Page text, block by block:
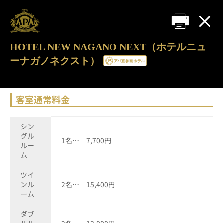
HOTEL NEW NAGANO NEXT（ホテルニュ
ーナガノネクスト）
客室通常料金
シン
グル
ルー
ム
1名… 7,700円
ツイ
ンル
ーム
2名… 15,400円
ダブ